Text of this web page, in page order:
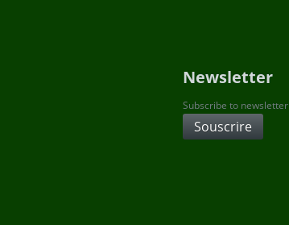
Newsletter
Subscribe to newsletter